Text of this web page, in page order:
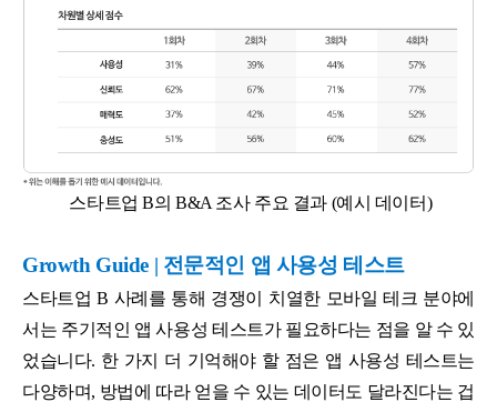
스타트업 B의 B&A 조사 주요 결과 (예시 데이터)
Growth Guide | 전문적인 앱 사용성 테스트
스타트업 B 사례를 통해 경쟁이 치열한 모바일 테크 분야에
서는 주기적인 앱 사용성 테스트가 필요하다는 점을 알 수 있
었습니다. 한 가지 더 기억해야 할 점은 앱 사용성 테스트는
다양하며, 방법에 따라 얻을 수 있는 데이터도 달라진다는 겁